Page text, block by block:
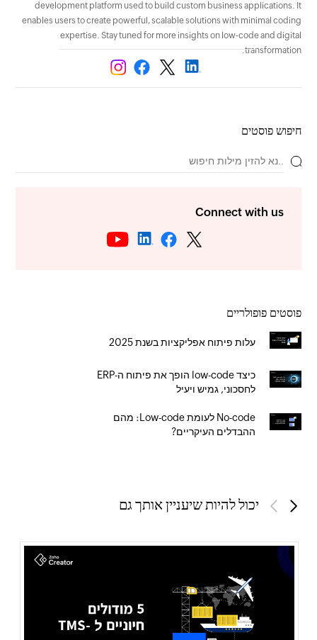
development platform used to build custom business applications. It
enables users to create powerful, scalable solutions with minimal coding
expertise. Stay tuned for more insights on low-code and digital
transformation.
חיפוש פוסטים
Connect with us
פוסטים פופולריים
עלות פיתוח אפליקציות בשנת 2025
כיצד low-code הופך את פיתוח ה-ERP
לחסכוני, גמיש ויעיל
No-code לעומת Low-code: מהם
ההבדלים העיקריים?
יכול להיות שיעניין אותך גםPrevious Next